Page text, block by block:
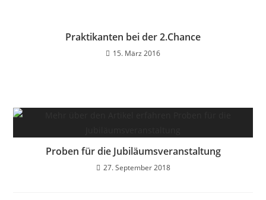
Praktikanten bei der 2.Chance
15. März 2016
Proben für die Jubiläumsveranstaltung
27. September 2018